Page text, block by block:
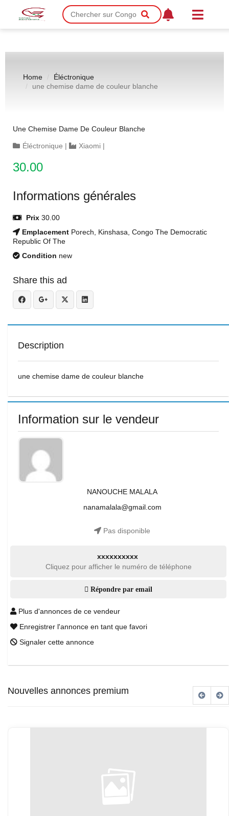
Home
Éléctronique
une chemise dame de couleur blanche
Une Chemise Dame De Couleur Blanche
Éléctronique | Xiaomi |
30.00
Informations générales
Prix 30.00
Emplacement Porech, Kinshasa, Congo The Democratic
Republic Of The
Condition new
Share this ad
Description
une chemise dame de couleur blanche
Information sur le vendeur
NANOUCHE MALALA
nanamalala@gmail.com
Pas disponible
xxxxxxxxxx
Cliquez pour afficher le numéro de téléphone
Répondre par email
Plus d'annonces de ce vendeur
Enregistrer l'annonce en tant que favori
Signaler cette annonce
Nouvelles annonces premium